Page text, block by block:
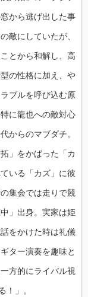
から逃げ出した事
敵にしていたが、
とから和解し、高
の性格に加え、や
ブルを呼び込む原
に龍也への敵対心
からのマブダチ。
」をかばった「カ
いる「カズ」に彼
集会では走りで競
」出身。実家は姫
をかけた時は礼儀
ター演奏を趣味と
方的にライバル視
！」。